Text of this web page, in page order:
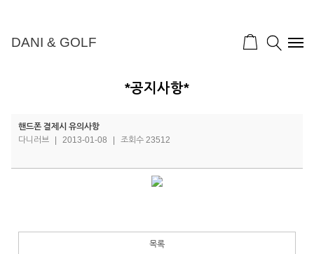
DANI & GOLF
*공지사항*
핸드폰 결제시 유의사항
다니러브
2013-01-08 조회수 23512
목록